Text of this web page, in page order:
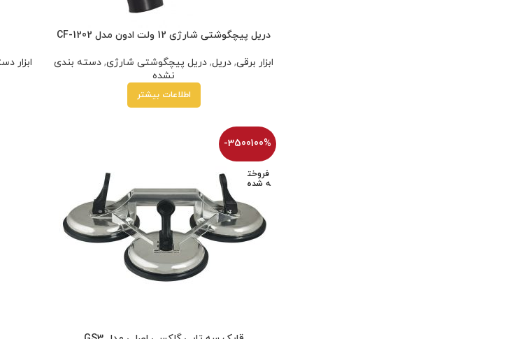
دریل پیچگوشتی شارژی 12 ولت ادون مدل CF-1202
ابزار برقی, دریل, دریل پیچگوشتی شارژی, دسته بندی
نشده
اطلاعات بیشتر
ابزار
-3500100%
فروخت
ه شده
تیم پشتیبانی عصر ابزار آماده ی